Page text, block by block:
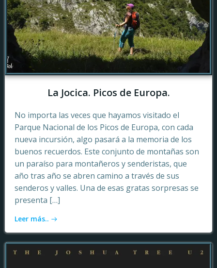
La Jocica. Picos de Europa.
No importa las veces que hayamos visitado el
Parque Nacional de los Picos de Europa, con cada
nueva incursión, algo pasará a la memoria de los
buenos recuerdos. Este conjunto de montañas son
un paraíso para montañeros y senderistas, que
año tras año se abren camino a través de sus
senderos y valles. Una de esas gratas sorpresas se
presenta […]
Leer más..